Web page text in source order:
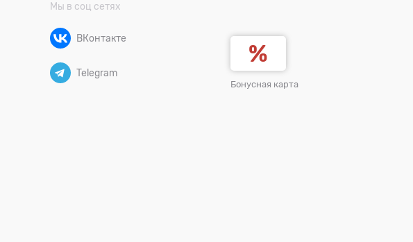
Мы в соц сетях
ВКонтакте
Telegram
Бонусная карта